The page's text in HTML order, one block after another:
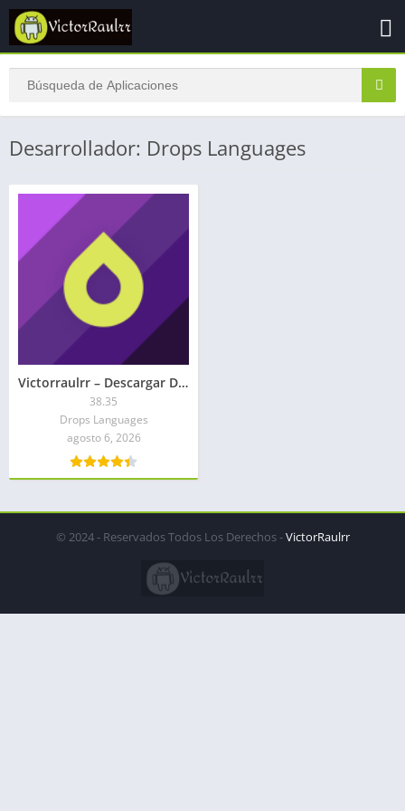
Desarrollador: Drops Languages
Victorraulrr – Descargar Drops Premium APK 2026: Desbloqueado
38.35
Drops Languages
agosto 6, 2026
© 2024 - Reservados Todos Los Derechos -VictorRaulrr